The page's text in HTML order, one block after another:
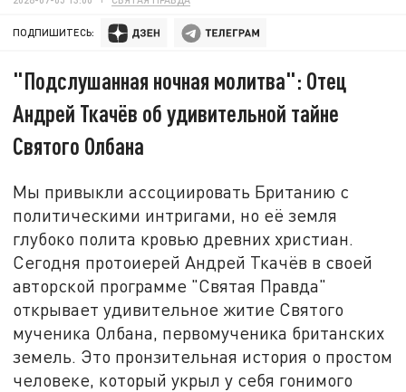
ПОДПИШИТЕСЬ:
"Подслушанная ночная молитва": Отец
Андрей Ткачёв об удивительной тайне
Святого Олбана
Мы привыкли ассоциировать Британию с
политическими интригами, но её земля
глубоко полита кровью древних христиан.
Сегодня протоиерей Андрей Ткачёв в своей
авторской программе "Святая Правда"
открывает удивительное житие Святого
мученика Олбана, первомученика британских
земель. Это пронзительная история о простом
человеке, который укрыл у себя гонимого